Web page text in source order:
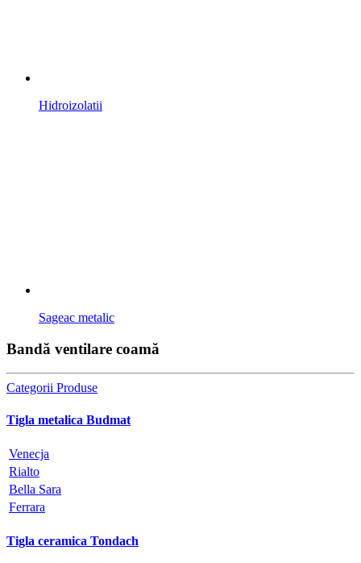
Hidroizolatii
Sageac metalic
Bandă ventilare coamă
Categorii Produse
Tigla metalica Budmat
Venecja
Rialto
Bella Sara
Ferrara
Tigla ceramica Tondach